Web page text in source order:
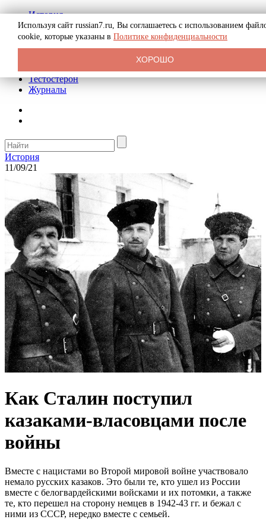
История
Биография
Криминал
Реклама на сайте
Тестостерон
Журналы
История
11/09/21
Как Сталин поступил
казаками-власовцами после
войны
Вместе с нацистами во Второй мировой войне участвовало
немало русских казаков. Это были те, кто ушел из России
вместе с белогвардейскими войсками и их потомки, а также
те, кто перешел на сторону немцев в 1942-43 гг. и бежал с
ними из СССР, нередко вместе с семьей.
Используя сайт russian7.ru, Вы соглашаетесь с использованием
cookie, которые указаны в Политике конфиденциальности
ХОРОШО